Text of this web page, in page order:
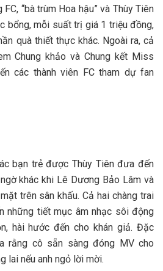
“bà trùm Hoa hậu” và Thùy Tiên
bổng, mỗi suất trị giá 1 triệu đồng,
quà thiết thực khác. Ngoài ra, cả
Chung khảo và Chung kết Miss
các thành viên FC tham dự fan
bạn trẻ được Thùy Tiên đưa đến
khác khi Lê Dương Bảo Lâm và
trên sân khấu. Cả hai chàng trai
những tiết mục âm nhạc sôi động
hài hước đến cho khán giả. Đặc
rằng cô sẵn sàng đóng MV cho
lai nếu anh ngỏ lời mời.